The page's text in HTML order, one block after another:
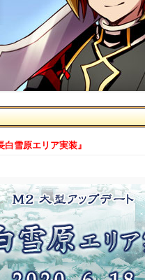
雪原エリア実装』